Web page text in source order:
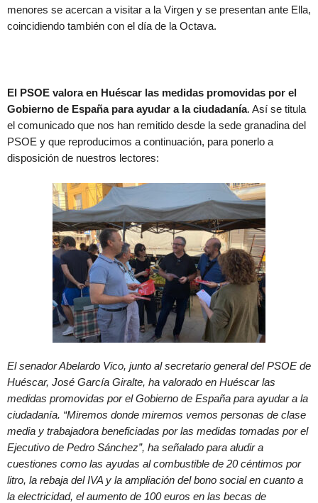
menores se acercan a visitar a la Virgen y se presentan ante Ella,
coincidiendo también con el día de la Octava.
El PSOE valora en Huéscar las medidas promovidas por el
Gobierno de España para ayudar a la ciudadanía. Así se titula
el comunicado que nos han remitido desde la sede granadina del
PSOE y que reproducimos a continuación, para ponerlo a
disposición de nuestros lectores:
El senador Abelardo Vico, junto al secretario general del PSOE de
Huéscar, José García Giralte, ha valorado en Huéscar las
medidas promovidas por el Gobierno de España para ayudar a la
ciudadanía. “Miremos donde miremos vemos personas de clase
media y trabajadora beneficiadas por las medidas tomadas por el
Ejecutivo de Pedro Sánchez”, ha señalado para aludir a
cuestiones como las ayudas al combustible de 20 céntimos por
litro, la rebaja del IVA y la ampliación del bono social en cuanto a
la electricidad, el aumento de 100 euros en las becas de